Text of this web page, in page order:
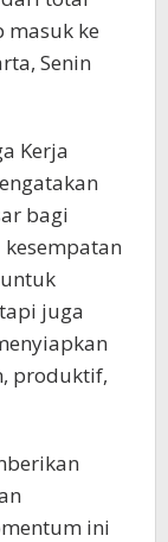
ke
Senin
Kerja
bagi
juga
produktif,
ini